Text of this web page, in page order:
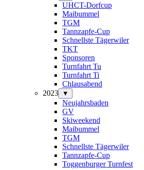
UHCT-Dorfcup
Maibummel
TGM
Tannzapfe-Cup
Schnellste Tägerwiler
TKT
Sponsoren
Turnfahrt Tu
Turnfahrt Ti
Chlausabend
2023
▼
Neujahrsbaden
GV
Skiweekend
Maibummel
TGM
Schnellste Tägerwiler
Tannzapfe-Cup
Toggenburger Turnfest